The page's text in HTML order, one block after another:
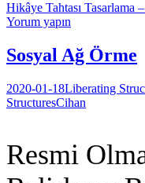
Hikâye Tahtası Tasarlama
Yorum yapın
Sosyal Ağ Örme
2020-01-18Liberating
StructuresCihan
Resmi